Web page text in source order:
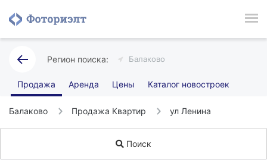
Балаково
Продажа Аренда Цены Каталог новостроек
Балаково Продажа Квартир ул Ленина
Поиск